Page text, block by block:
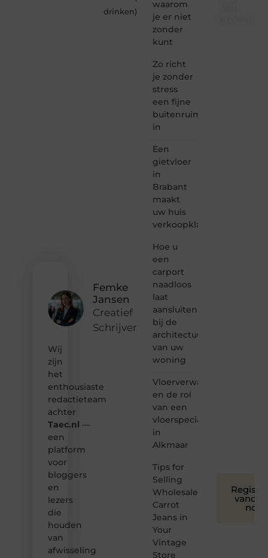
Femke
Jansen
Creatief
Schrijver
Wij
zijn
het
enthousiaste
redactieteam
achter
Taec.nl —
een
platform
voor
bloggers
en
lezers
die
houden
van
afwisseling
drinken)
waarom
je er niet
zonder
kunt
Zo richt
je zonder
stress
een fijne
buitenruimte
in
Een
gietvloer
in
Brabant
maakt
uw huis
verkoopklaar
Hoe u
een
carport
naadloos
laat
aansluiten
bij de
architectuur
van uw
woning
Vloerverwarming
en de rol
van een
vloerspecialist
in
Alkmaar
Tips for
Selling
Wholesale
Carrot
Jeans in
Your
Vintage
Store
nog